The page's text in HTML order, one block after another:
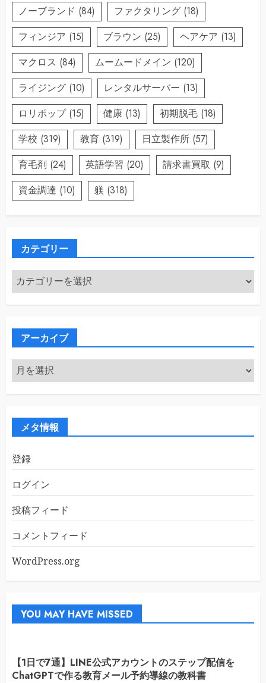
ノーブランド (84) ファクタリング (18)
フィンジア (15) ブラウン (25) ヘアケア (13)
マクロス (84) ムームードメイン (120)
ライジング (10) レンタルサーバー (13)
ロリポップ(15) 健康 (13) 初期脱毛 (18)
学校 (319) 教育 (319) 日立製作所 (57)
育毛剤 (24) 英語学習 (20) 請求書買取 (9)
資金調達 (10) 躾 (318)
カテゴリー
カ
テ
ゴ
アーカイブ
ア
ー
カ
メタ情報
登録
ログイン
投稿フィード
コメントフィード
WordPress.org
YOU MAY HAVE MISSED
【1日で7通】LINE公式アカウントのステップ配信を
ChatGPTで作る教育メール予約導線の教科書